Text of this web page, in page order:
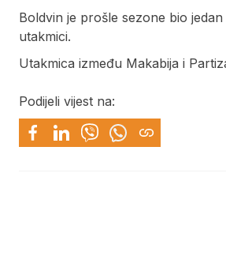
Boldvin je prošle sezone bio
utakmici.
Utakmica između Makabija i
Podijeli vijest na: